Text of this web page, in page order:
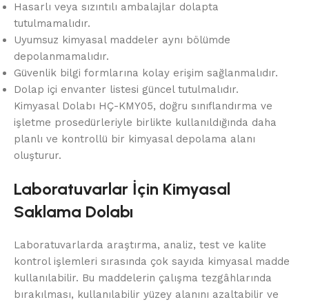
Hasarlı veya sızıntılı ambalajlar dolapta
tutulmamalıdır.
Uyumsuz kimyasal maddeler aynı bölümde
depolanmamalıdır.
Güvenlik bilgi formlarına kolay erişim sağlanmalıdır.
Dolap içi envanter listesi güncel tutulmalıdır.
Kimyasal Dolabı HÇ-KMY05, doğru sınıflandırma ve
işletme prosedürleriyle birlikte kullanıldığında daha
planlı ve kontrollü bir kimyasal depolama alanı
oluşturur.
Laboratuvarlar İçin Kimyasal
Saklama Dolabı
Laboratuvarlarda araştırma, analiz, test ve kalite
kontrol işlemleri sırasında çok sayıda kimyasal madde
kullanılabilir. Bu maddelerin çalışma tezgâhlarında
bırakılması, kullanılabilir yüzey alanını azaltabilir ve